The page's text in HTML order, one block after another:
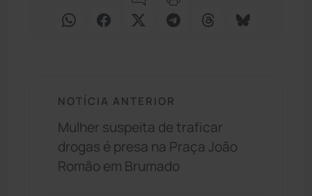
NOTÍCIA ANTERIOR
Mulher suspeita de traficar
drogas é presa na Praça João
Romão em Brumado